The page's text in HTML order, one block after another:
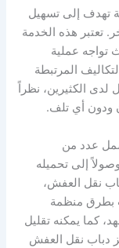
تهدف إلى تسهيل
تعتبر هذه الخدمة
تواجه عملية
المرتبطة
الكثيرين، نظراً
ودون أي تلف.
عدد من
إلى تحميله
نقل العفش،
بطرق منظمة
كما يمكنه تقليل
دباب نقل العفش